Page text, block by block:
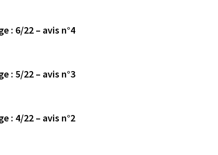
Avis déposé le 30/10/2023 en mairie de Treffieux page : 6/22 – avis n°4
Avis déposé le 26/10/2023 en mairie de Treffieux page : 5/22 – avis n°3
Avis déposé le 24/10/2023 en mairie de Treffieux page : 4/22 – avis n°2